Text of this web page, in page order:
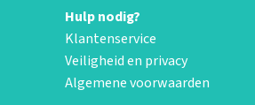
Hulp nodig?
Klantenservice
Veiligheid en privacy
Algemene voorwaarden